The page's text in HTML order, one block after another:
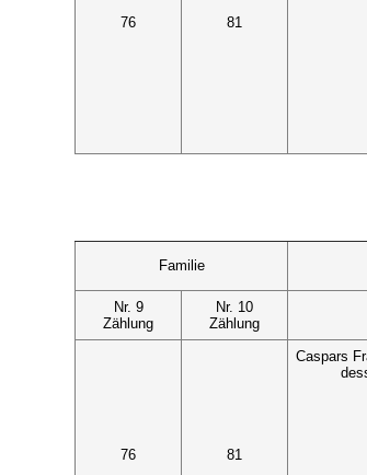
76 81
Familie
Nr. 9
Zählung
Nr. 10
Zählung
76 81
Caspars